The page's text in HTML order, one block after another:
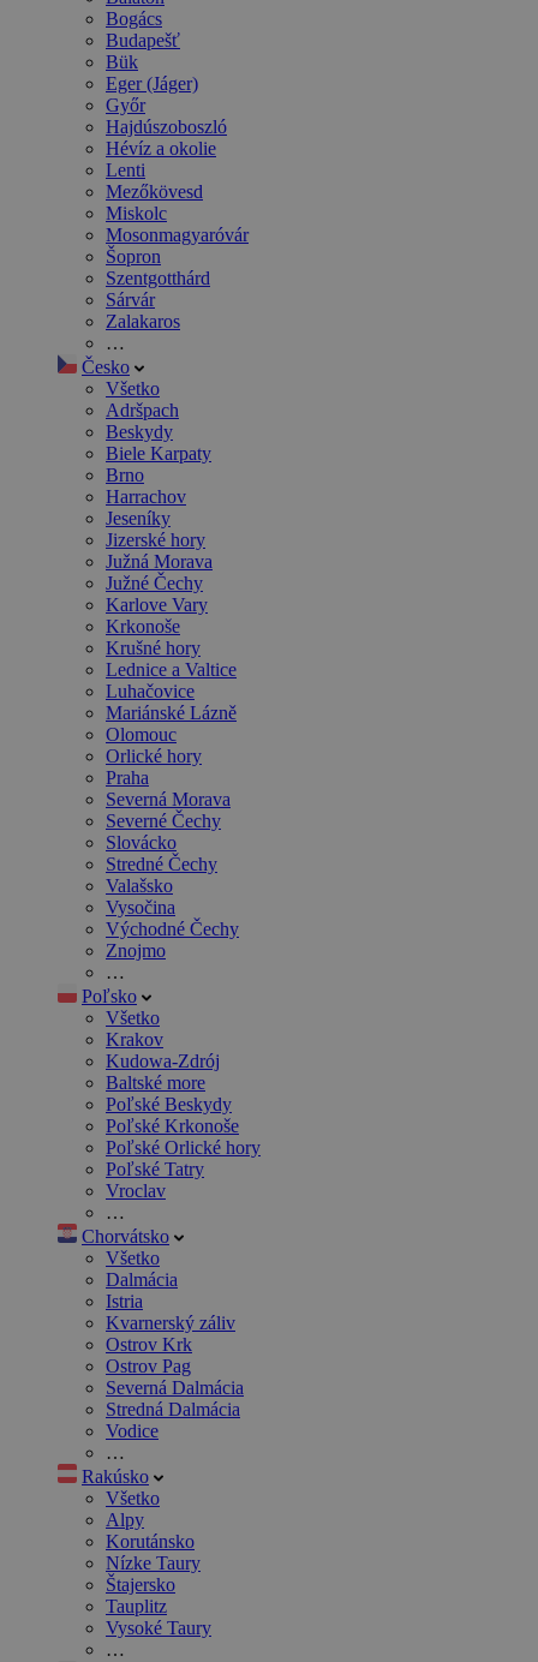
Bogács
Budapešť
Bük
Eger (Jáger)
Győr
Hajdúszoboszló
Hévíz a okolie
Lenti
Mezőkövesd
Miskolc
Mosonmagyaróvár
Šopron
Szentgotthárd
Sárvár
Zalakaros
…
Česko
Všetko
Adršpach
Beskydy
Biele Karpaty
Brno
Harrachov
Jeseníky
Jizerské hory
Južná Morava
Južné Čechy
Karlove Vary
Krkonoše
Krušné hory
Lednice a Valtice
Luhačovice
Mariánské Lázně
Olomouc
Orlické hory
Praha
Severná Morava
Severné Čechy
Slovácko
Stredné Čechy
Valašsko
Vysočina
Východné Čechy
Znojmo
…
Poľsko
Všetko
Krakov
Kudowa-Zdrój
Baltské more
Poľské Beskydy
Poľské Krkonoše
Poľské Orlické hory
Poľské Tatry
Vroclav
…
Chorvátsko
Všetko
Dalmácia
Istria
Kvarnerský záliv
Ostrov Krk
Ostrov Pag
Severná Dalmácia
Stredná Dalmácia
Vodice
…
Rakúsko
Všetko
Alpy
Korutánsko
Nízke Taury
Štajersko
Tauplitz
Vysoké Taury
…